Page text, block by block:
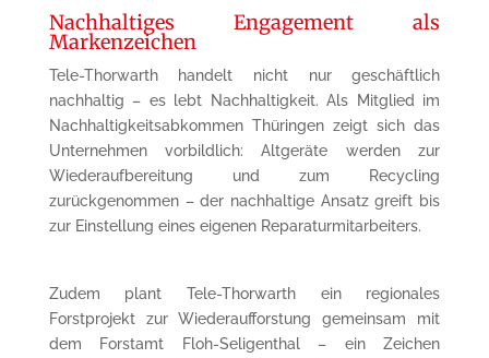
Nachhaltiges Engagement als
Markenzeichen
Tele-Thorwarth handelt nicht nur geschäftlich
nachhaltig – es lebt Nachhaltigkeit. Als Mitglied im
Nachhaltigkeitsabkommen Thüringen zeigt sich das
Unternehmen vorbildlich: Altgeräte werden zur
Wiederaufbereitung und zum Recycling
zurückgenommen – der nachhaltige Ansatz greift bis
zur Einstellung eines eigenen Reparaturmitarbeiters.
Zudem plant Tele-Thorwarth ein regionales
Forstprojekt zur Wiederaufforstung gemeinsam mit
dem Forstamt Floh-Seligenthal – ein Zeichen